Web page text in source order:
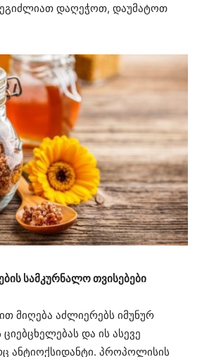
დაღეჭოთ, დაუმატოთ
სამკურნალო თვისებები
მიღება აძლიერებს იმუნურ
ციებცხელებას და ის ასევე
ანტიოქსიდანტი. პროპოლისის